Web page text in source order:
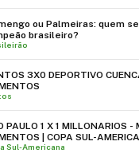
ou Palmeiras: quem
brasileiro?
3X0 DEPORTIVO
PAULO 1 X 1 MILLONARIOS -
| COPA SUL-
Sul-Americana